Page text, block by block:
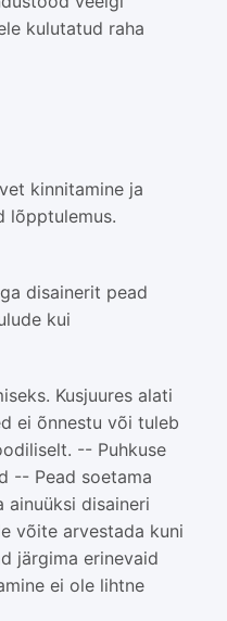
kulutatud raha
kinnitamine ja
lõpptulemus.
disainerit pead
kui
Kusjuures alati
ei õnnestu või tuleb
-- Puhkuse
-- Pead soetama
disaineri
võite arvestada kuni
järgima erinevaid
ei ole lihtne